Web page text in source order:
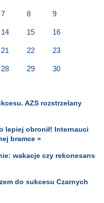
7 8 9
14 15 16
21 22 23
28 29 30
AZS rozstrzelany
lepiej obronił! Internauci
bramce »
wakacje czy rekonesans
do sukcesu Czarnych